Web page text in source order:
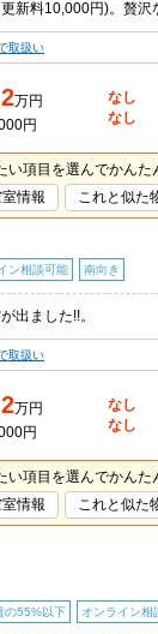
新料10,000円)。贅沢
取扱い
万円
円
なし
なし
い項目を選んでかんた
室情報 これと似た
ン相談可能 南向き
出ました!!。
取扱い
万円
円
なし
なし
い項目を選んでかんた
室情報 これと似た
の55%以下 オンライン相